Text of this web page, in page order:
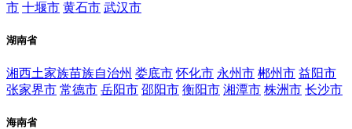
市 十堰市 黄石市 武汉市
湖南省
湘西土家族苗族自治州 娄底市 怀化市 永州市 郴州市 益阳市
张家界市 常德市 岳阳市 邵阳市 衡阳市 湘潭市 株洲市 长沙市
海南省